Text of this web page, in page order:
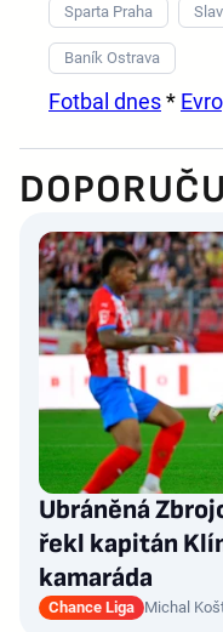
Sparta Praha
Baník Ostrava
Fotbal dnes*
Ubráněná
řekl kapitán
kamaráda
Chance Liga Michal